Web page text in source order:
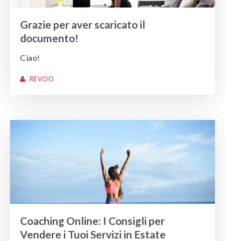
Grazie per aver scaricato il
documento!
Ciao!
REVOO
Coaching Online: I Consigli per
Vendere i Tuoi Servizi in Estate